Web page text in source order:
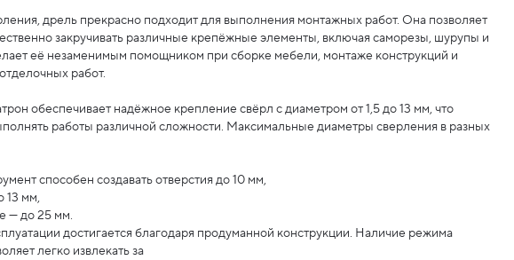
дрель прекрасно подходит для выполнения монтажных работ. Она позволяет
закручивать различные крепёжные элементы, включая саморезы, шурупы и
её незаменимым помощником при сборке мебели, монтаже конструкций и
работ.
обеспечивает надёжное крепление свёрл с диаметром от 1,5 до 13 мм, что
работы различной сложности. Максимальные диаметры сверления в разных
способен создавать отверстия до 10 мм,
13 мм,
— до 25 мм.
достигается благодаря продуманной конструкции. Наличие режима
легко извлекать за